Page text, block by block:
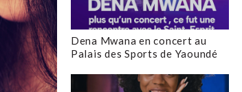
Dena Mwana en concert au
Palais des Sports de Yaoundé